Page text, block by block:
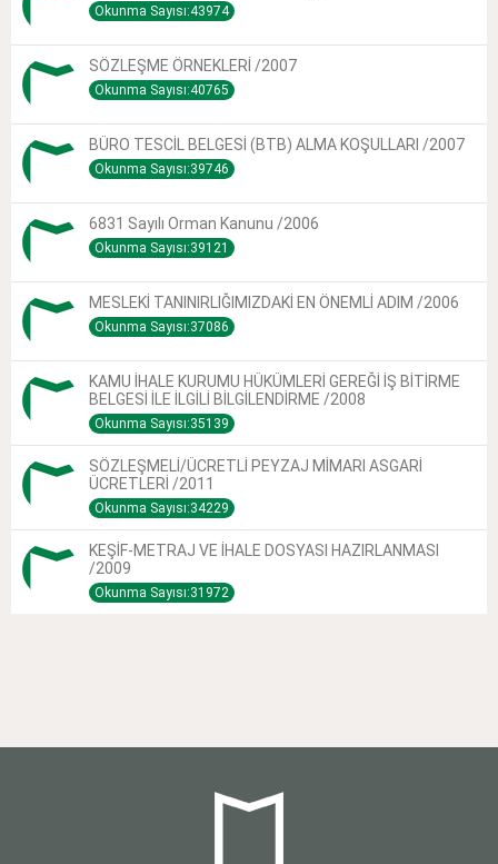
Okunma Sayısı:43974
SÖZLEŞME ÖRNEKLERİ /2007
Okunma Sayısı:40765
BÜRO TESCİL BELGESİ (BTB) ALMA KOŞULLARI /2007
Okunma Sayısı:39746
6831 Sayılı Orman Kanunu /2006
Okunma Sayısı:39121
MESLEKİ TANINIRLIĞIMIZDAKİ EN ÖNEMLİ ADIM /2006
Okunma Sayısı:37086
KAMU İHALE KURUMU HÜKÜMLERİ GEREĞİ İŞ BİTİRME
BELGESİ İLE İLGİLİ BİLGİLENDİRME /2008
Okunma Sayısı:35139
SÖZLEŞMELİ/ÜCRETLİ PEYZAJ MİMARI ASGARİ
ÜCRETLERİ /2011
Okunma Sayısı:34229
KEŞİF-METRAJ VE İHALE DOSYASI HAZIRLANMASI
/2009
Okunma Sayısı:31972